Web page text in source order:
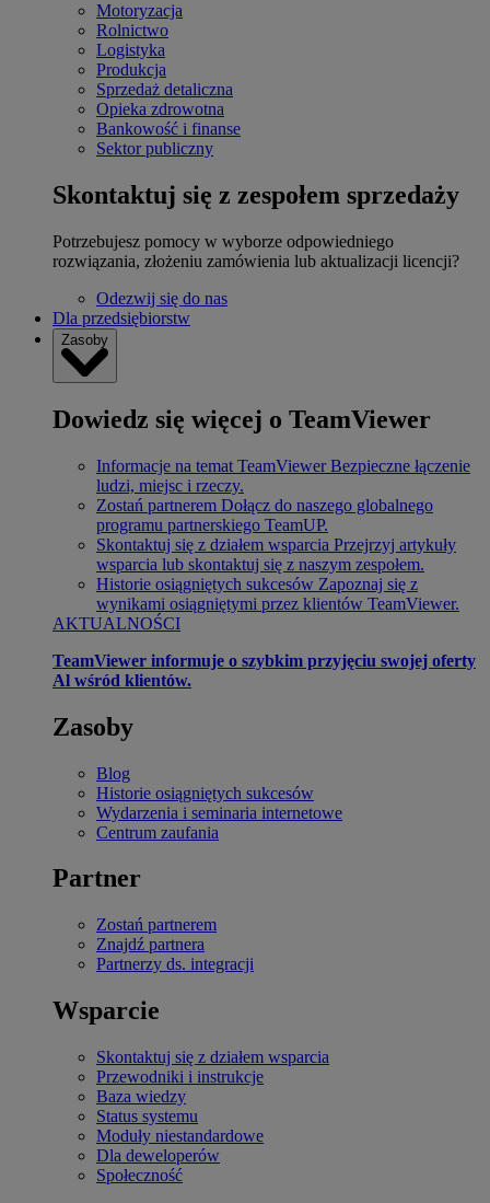
Motoryzacja
Rolnictwo
Logistyka
Produkcja
Sprzedaż detaliczna
Opieka zdrowotna
Bankowość i finanse
Sektor publiczny
Skontaktuj się z zespołem sprzedaży
Potrzebujesz pomocy w wyborze odpowiedniego
rozwiązania, złożeniu zamówienia lub aktualizacji licencji?
Odezwij się do nas
Dla przedsiębiorstw
Zasoby
Dowiedz się więcej o TeamViewer
Informacje na temat TeamViewer Bezpieczne łączenie
ludzi, miejsc i rzeczy.
Zostań partnerem Dołącz do naszego globalnego
programu partnerskiego TeamUP.
Skontaktuj się z działem wsparcia Przejrzyj artykuły
wsparcia lub skontaktuj się z naszym zespołem.
Historie osiągniętych sukcesów Zapoznaj się z
wynikami osiągniętymi przez klientów TeamViewer.
AKTUALNOŚCI
TeamViewer informuje o szybkim przyjęciu swojej oferty
Al wśród klientów.
Zasoby
Blog
Historie osiągniętych sukcesów
Wydarzenia i seminaria internetowe
Centrum zaufania
Partner
Zostań partnerem
Znajdź partnera
Partnerzy ds. integracji
Wsparcie
Skontaktuj się z działem wsparcia
Przewodniki i instrukcje
Baza wiedzy
Status systemu
Moduły niestandardowe
Dla deweloperów
Społeczność